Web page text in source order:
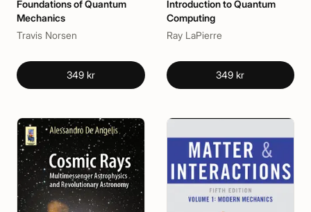
Foundations of Quantum
Mechanics
Travis Norsen
349 kr
Introduction to Quantum
Computing
Ray LaPierre
349 kr